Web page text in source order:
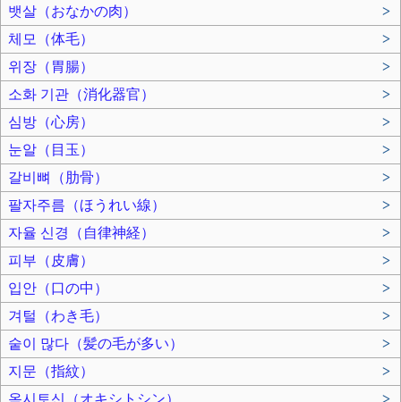
뱃살（おなかの肉）
>
체모（体毛）
>
위장（胃腸）
>
소화 기관（消化器官）
>
심방（心房）
>
눈알（目玉）
>
갈비뼈（肋骨）
>
팔자주름（ほうれい線）
>
자율 신경（自律神経）
>
피부（皮膚）
>
입안（口の中）
>
겨털（わき毛）
>
숱이 많다（髪の毛が多い）
>
지문（指紋）
>
옥시토신（オキシトシン）
>